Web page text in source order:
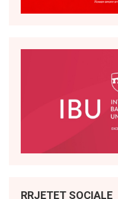
RRJETET SOCIALE